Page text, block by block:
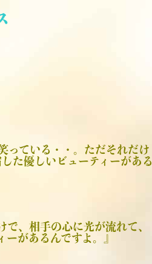
っている・・。ただそれだけ
た優しいビューティーがある
、相手の心に光が流れて、
があるんですよ。』